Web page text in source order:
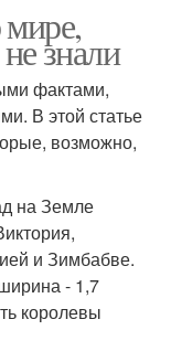
знали
фактами,
В этой статье
возможно,
на Земле
и Зимбабве.
- 1,7
королевы